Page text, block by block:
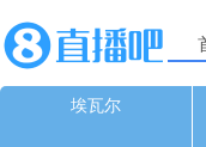
埃瓦尔